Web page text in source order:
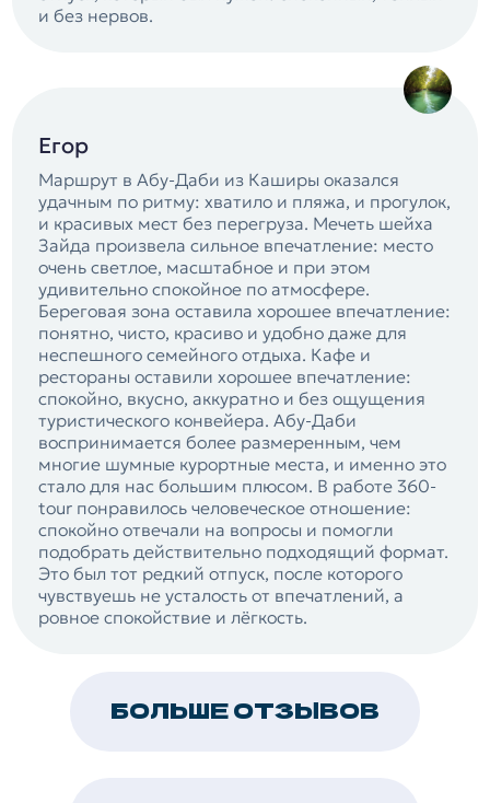
и без нервов.
Егор
Маршрут в Абу-Даби из Каширы оказался
удачным по ритму: хватило и пляжа, и прогулок,
и красивых мест без перегруза. Мечеть шейха
Зайда произвела сильное впечатление: место
очень светлое, масштабное и при этом
удивительно спокойное по атмосфере.
Береговая зона оставила хорошее впечатление:
понятно, чисто, красиво и удобно даже для
неспешного семейного отдыха. Кафе и
рестораны оставили хорошее впечатление:
спокойно, вкусно, аккуратно и без ощущения
туристического конвейера. Абу-Даби
воспринимается более размеренным, чем
многие шумные курортные места, и именно это
стало для нас большим плюсом. В работе 360-
tour понравилось человеческое отношение:
спокойно отвечали на вопросы и помогли
подобрать действительно подходящий формат.
Это был тот редкий отпуск, после которого
чувствуешь не усталость от впечатлений, а
ровное спокойствие и лёгкость.
БОЛЬШЕ ОТЗЫВОВ